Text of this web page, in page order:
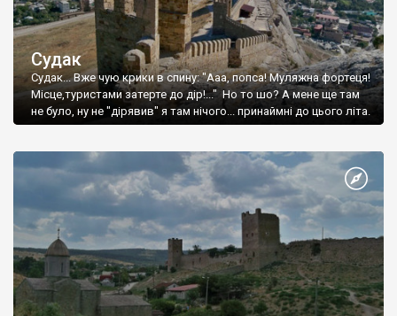
Судак
Судак... Вже чую крики в спину: "Ааа, попса! Муляжна фортеця!
Місце,туристами затерте до дір!..." Но то шо? А мене ще там
не було, ну не "дірявив" я там нічого... принаймні до цього літа.